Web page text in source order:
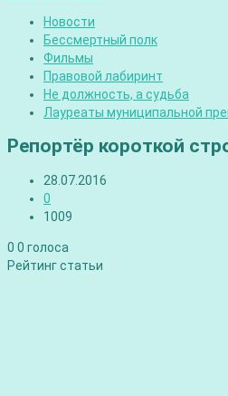
Новости
Бессмертный полк
Фильмы
Правовой лабиринт
Не должность, а судьба
Лауреаты муниципальной
Репортёр короткой
28.07.2016
0
1009
0 0 голоса
Рейтинг статьи